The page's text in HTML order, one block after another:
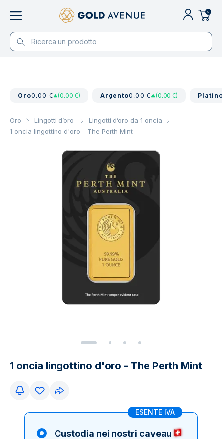
0
Oro0,00 € (0,00 €) Argento0,00 € (0,00 €)
Oro Lingotti d’oro
Lingotti d’oro da 1 oncia
1 oncia lingottino d'oro - The Perth Mint
1 oncia lingottino d'oro - The Perth Mint
ESENTE IVA
Custodia nei nostri caveau